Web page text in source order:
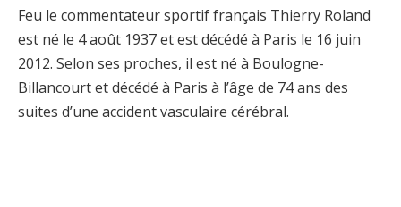
Feu le commentateur sportif français Thierry Roland
est né le 4 août 1937 et est décédé à Paris le 16 juin
2012. Selon ses proches, il est né à Boulogne-
Billancourt et décédé à Paris à l’âge de 74 ans des
suites d’une accident vasculaire cérébral.